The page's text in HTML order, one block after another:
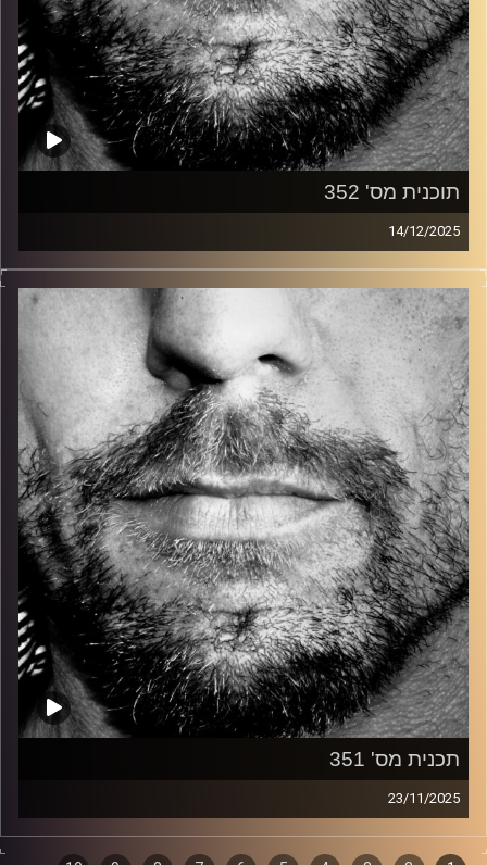
תוכנית מס' 352
14/12/2025
זיפים, מוזיקה מחוספסת של הופעות חיות. הרבה ג'אם, רוק,
בלוז, bluegrass, ג'אז, Fאנק, פרוגרסיב ואפילו אלקטרוניקה.
כל מה שחי, אמיתי ונושם.
עם שמוליק רגב.
קרדיט תמונות: David Goehring
תכנית מס' 351
23/11/2025
זיפים, מוזיקה מחוספסת של הופעות חיות. הרבה ג'אם, רוק,
בלוז, bluegrass, ג'אז, Fאנק, פרוגרסיב ואפילו אלקטרוניקה.